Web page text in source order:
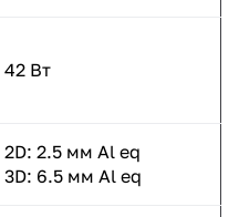
42 Вт
2D: 2.5 мм Al eq
3D: 6.5 мм Al eq